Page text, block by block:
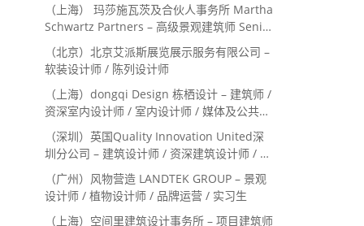
（上海） 玛莎施瓦茨及合伙人事务所 Martha
Schwartz Partners – 高级景观建筑师 Senior
Landscape Designer / 景观建筑师
Landscape Designer
（北京）北京艾派斯展览展示服务有限公司 –
软装设计师 / 陈列设计师
（上海）dongqi Design 栋栖设计 – 建筑师 /
资深室内设计师 / 室内设计师 / 媒体及公共关
系主管 / 设计实习生（常年招聘）
（深圳）英国Quality Innovation United深
圳分公司 – 建筑设计师 / 资深建筑设计师 / 室
内设计师 / 设计实习生
（广州）风物营造 LANDTEK GROUP – 景观
设计师 / 植物设计师 / 品牌运营 / 实习生
（上海）空间里建筑设计事务所 – 项目建筑师